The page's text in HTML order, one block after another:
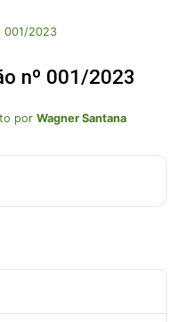
001/2023
nº 001/2023
por Wagner Santana